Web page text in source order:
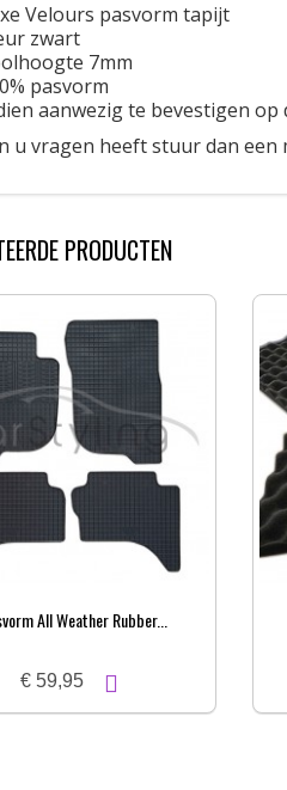
Velours pasvorm tapijt
zwart
7mm
pasvorm
aanwezig te bevestigen
u vragen heeft stuur dan een
PRODUCTEN
All Weather Rubber...
€ 59,95